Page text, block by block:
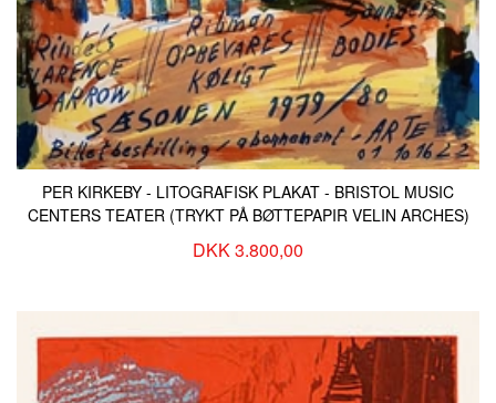
PER KIRKEBY - LITOGRAFISK PLAKAT - BRISTOL MUSIC
CENTERS TEATER (TRYKT PÅ BØTTEPAPIR VELIN ARCHES)
DKK 3.800,00